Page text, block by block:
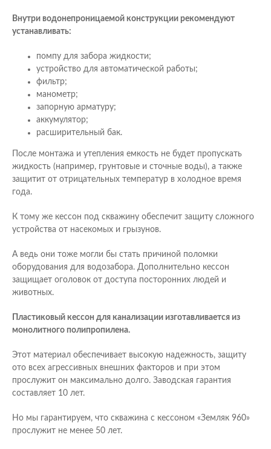
Внутри водонепроницаемой конструкции рекомендуют
устанавливать:
помпу для забора жидкости;
устройство для автоматической работы;
фильтр;
манометр;
запорную арматуру;
аккумулятор;
расширительный бак.
После монтажа и утепления емкость не будет пропускать
жидкость (например, грунтовые и сточные воды), а также
защитит от отрицательных температур в холодное время
года.
К тому же кессон под скважину обеспечит защиту сложного
устройства от насекомых и грызунов.
А ведь они тоже могли бы стать причиной поломки
оборудования для водозабора. Дополнительно кессон
защищает оголовок от доступа посторонних людей и
животных.
Пластиковый кессон для канализации изготавливается из
монолитного полипропилена.
Этот материал обеспечивает высокую надежность, защиту
ото всех агрессивных внешних факторов и при этом
прослужит он максимально долго. Заводская гарантия
составляет 10 лет.
Но мы гарантируем, что скважина с кессоном «Земляк 960»
прослужит не менее 50 лет.